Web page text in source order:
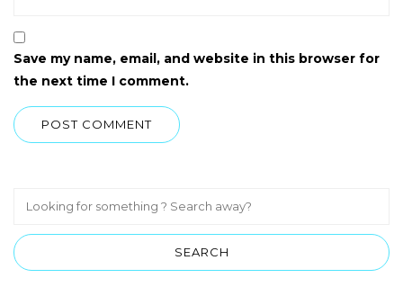
Save my name, email, and website in this browser for
the next time I comment.